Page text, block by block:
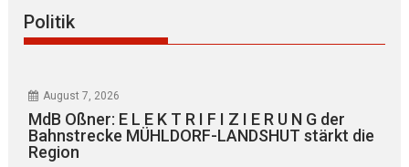
Politik
August 7, 2026
MdB Oßner: E L E K T R I F I Z I E R U N G der
Bahnstrecke MÜHLDORF-LANDSHUT stärkt die
Region